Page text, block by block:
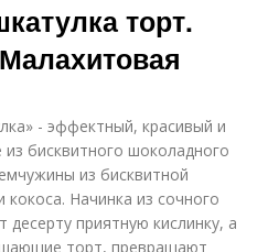
торт.
- эффектный, красивый и
бисквитного шоколадного
из бисквитной
Начинка из сочного
десерту приятную кислинку, а
торт, превращают